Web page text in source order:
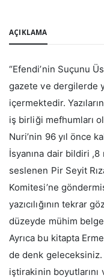
AÇIKLAMA
“Efendi’nin Suçunu
gazete ve dergilerde
içermektedir.
iş birliği mefhumları
Nuri’nin 96 yıl önce
İsyanına dair bildiri ,8
seslenen Pir Seyit
Komitesi’ne
yazıcılığının tekrar
düzeyde mühim
Ayrıca bu kitapta
de denk geleceksiniz.
iştirakinin